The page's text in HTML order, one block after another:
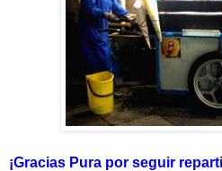
¡Gracias Pura por seguir